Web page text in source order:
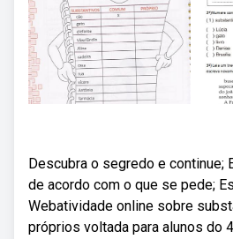
Descubra o segredo e continue;
de acordo com o que se pede;
Webatividade online sobre
próprios voltada para alunos do